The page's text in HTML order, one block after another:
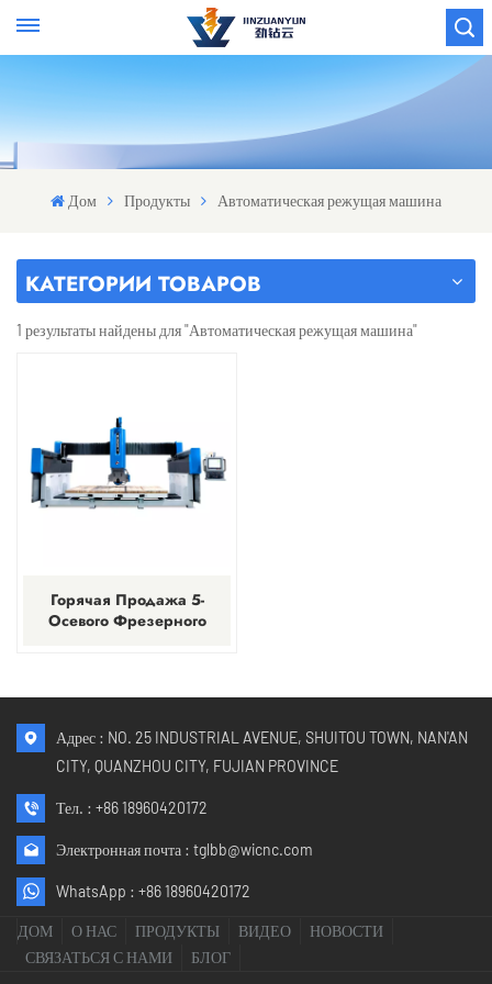
Дом Продукты Автоматическая режущая машина
КАТЕГОРИИ ТОВАРОВ
1 результаты найдены для "Автоматическая режущая машина"
Горячая Продажа 5-
Осевого Фрезерного
Станком
Адрес : NO. 25 INDUSTRIAL AVENUE, SHUITOU TOWN, NAN'AN
CITY, QUANZHOU CITY, FUJIAN PROVINCE
Тел. : +86 18960420172
Электронная почта : tglbb@wicnc.com
WhatsApp : +86 18960420172
ДОМ О НАС ПРОДУКТЫ ВИДЕО
НОВОСТИ
СВЯЗАТЬСЯ С НАМИ
БЛОГ